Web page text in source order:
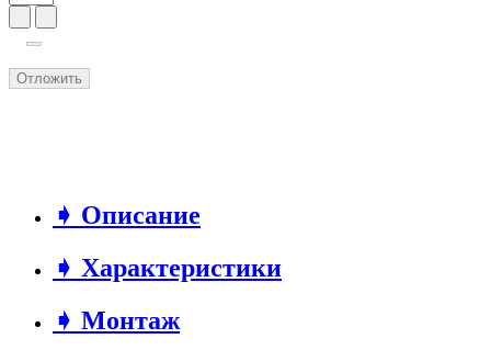
Отложить
➧ Описание
➧ Характеристики
➧ Монтаж